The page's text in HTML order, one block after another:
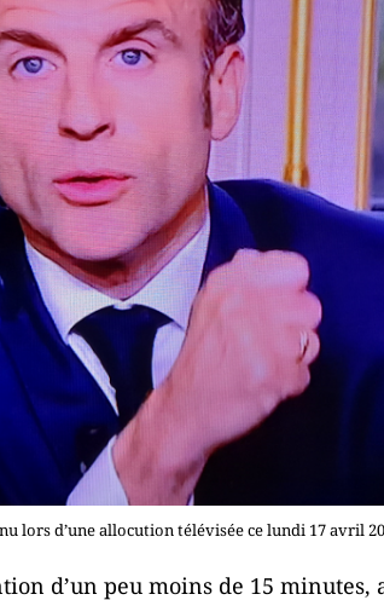
lors d’une allocution télévisée ce lundi 17 avril
d’un peu moins de 15 minutes,